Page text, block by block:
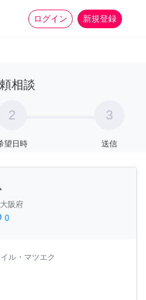
ログイン 新規登録
家事 more_horiz
相談
2
望日時
3
送信
大阪府
0
ル・マツエク